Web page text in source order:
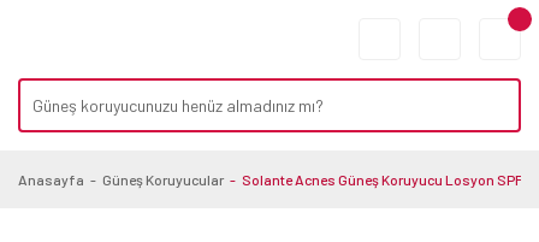
Anasayfa Güneş Koruyucular Solante Acnes Güneş Koruyucu Losyon